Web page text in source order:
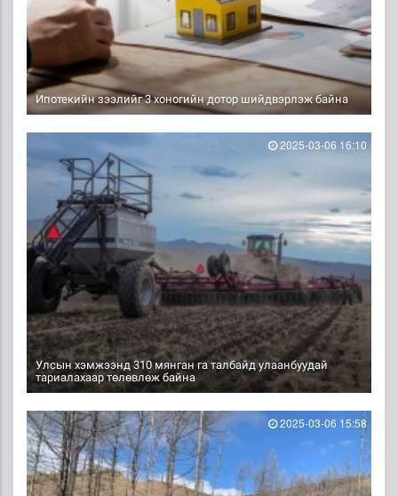
Ипотекийн зээлийг 3 хоногийн дотор шийдвэрлэж байна
Улсын хэмжээнд 310 мянган га талбайд улаанбуудай
тариалахаар төлөвлөж байна
2025-03-06 16:10
2025-03-06 15:58